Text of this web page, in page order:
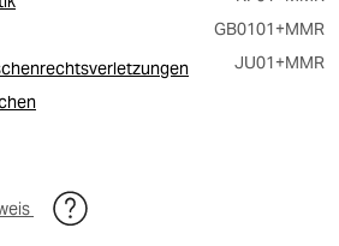
GB0101+MMR
JU01+MMR